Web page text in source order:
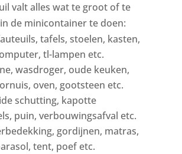
valt alles wat te groot of te
de minicontainer te doen:
tafels, stoelen, kasten,
tl-lampen etc.
wasdroger, oude keuken,
oven, gootsteen etc.
schutting, kapotte
puin, verbouwingsafval etc.
gordijnen, matras,
tent, poef etc.